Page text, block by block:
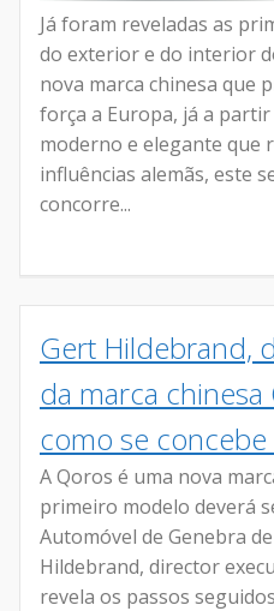
Já foram reveladas as
do exterior e do interior
nova marca chinesa que
força a Europa, já a
moderno e elegante que
influências alemãs, este
concorre...
Gert Hildebrand,
da marca
como se
A Qoros é uma nova
primeiro modelo deverá
Automóvel de Genebra
Hildebrand, director
revela os passos